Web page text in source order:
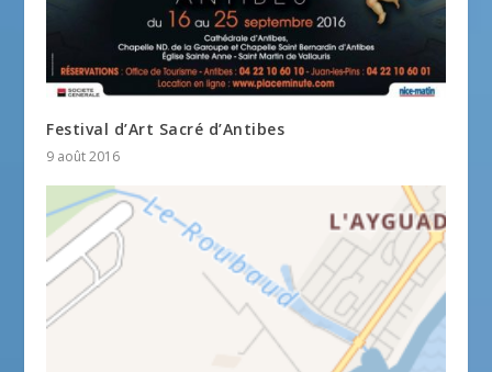
Festival d’Art Sacré d’Antibes
9 août 2016